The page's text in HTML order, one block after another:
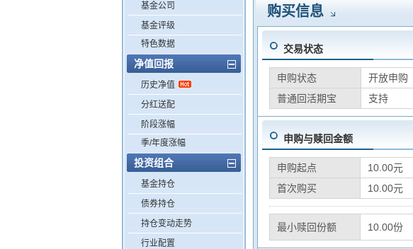
基金公司
基金评级
特色数据
净值回报
历史净值
分红送配
阶段涨幅
季/年度涨幅
投资组合
基金持仓
债券持仓
持仓变动走势
行业配置
购买信息
交易状态
申购状态 开放申购
普通回活期宝
支持
申购与赎回金额
申购起点 10.00元
首次购买
10.00元
最小赎回份额 10.00份